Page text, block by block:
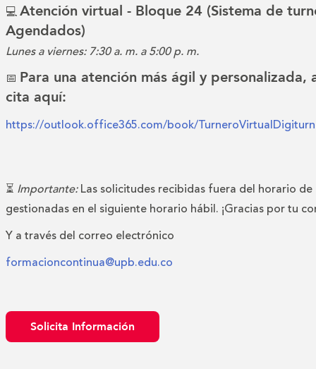
💻Atención virtual - Bloque 24 (Sistema de
Agendados)
Lunes a viernes: 7:30 a. m. a 5:00 p. m.
📅 Para una atención más ágil y personalizada,
cita aquí:
https://outlook.office365.com/book/
⏳ Importante:Las solicitudes recibidas fuera del horario de
gestionadas en el siguiente horario hábil. ¡Gracias por tu
Y a través del correo electrónico
formacioncontinua@upb.edu.co
Solicita Información